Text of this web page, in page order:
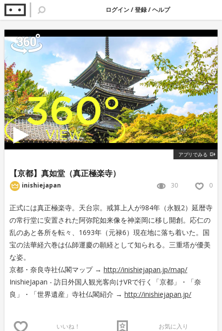
ログイン/登録/ヘルプ
アプリでみる
【京都】真如堂（真正極楽寺）
inishiejapan 30 0
正式には真正極楽寺。天台宗。戒算上人が984年（永観2）延暦寺
の常行堂に安置された阿弥陀如来像を神楽岡に移し開創。応仁の
乱のあと各所を転々、1693年（元禄6）現在地に落ち着いた。国
宝の法華経六巻は仏師運慶の願経として知られる。三重塔が優美
な姿。
京都・奈良寺社仏閣マップ → http://inishiejapan.jp/map/
InishieJapan - 訪日外国人観光客向けVRで行く「京都」・「奈
良」・「世界遺産」寺社仏閣紹介 → http://inishiejapan.jp/
いいね！ お気に入り